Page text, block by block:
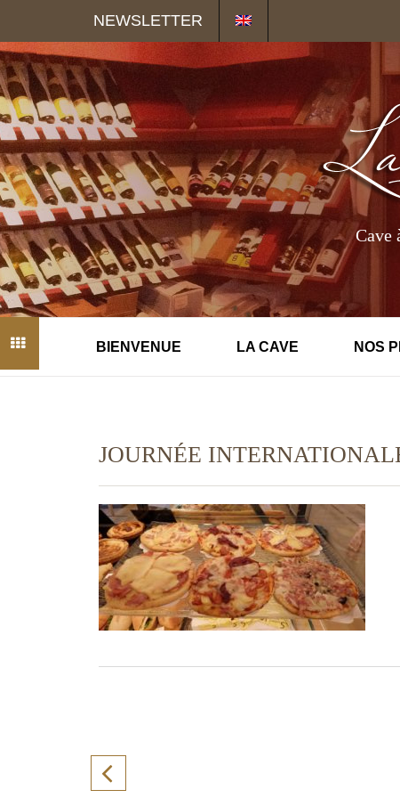
NEWSLETTER
Cave
BIENVENUE LA CAVE NOS
JOURNÉE
Panneau de gestion des cookies